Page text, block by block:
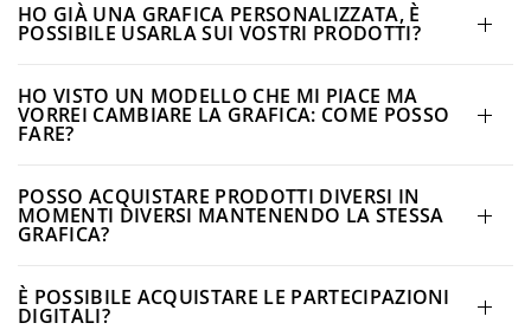
HO GIÀ UNA GRAFICA PERSONALIZZATA, È
POSSIBILE USARLA SUI VOSTRI PRODOTTI?
HO VISTO UN MODELLO CHE MI PIACE MA
VORREI CAMBIARE LA GRAFICA: COME POSSO
FARE?
POSSO ACQUISTARE PRODOTTI DIVERSI IN
MOMENTI DIVERSI MANTENENDO LA STESSA
GRAFICA?
È POSSIBILE ACQUISTARE LE PARTECIPAZIONI
DIGITALI?